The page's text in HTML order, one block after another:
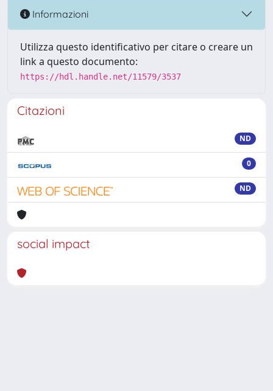
Informazioni
Utilizza questo identificativo per citare o creare un
link a questo documento:
https://hdl.handle.net/11579/3537
Citazioni
ND
0
ND
social impact